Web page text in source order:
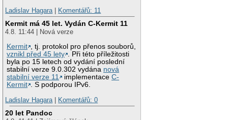
Ladislav Hagara | Komentářů: 11
Kermit má 45 let. Vydán C-Kermit 11
4.8. 11:44 | Nová verze
Kermit , tj. protokol pro přenos souborů,
vznikl před 45 lety . Při této příležitosti
byla po 15 letech od vydání poslední
stabilní verze 9.0.302 vydána nová
stabilní verze 11
implementaceC-
Kermit . S podporou IPv6.
Ladislav Hagara | Komentářů: 0
20 let Pandoc